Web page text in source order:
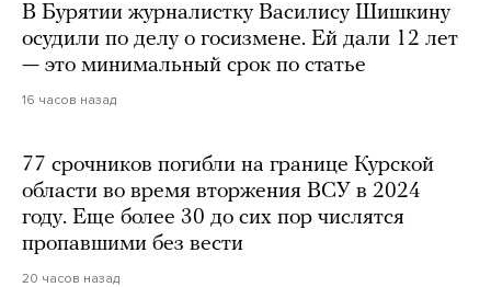
В Бурятии журналистку Василису Шишкину
осудили по делу о госизмене. Ей дали 12 лет
— это минимальный срок по статье
16 часов назад
77 срочников погибли на границе Курской
области во время вторжения ВСУ в 2024
году. Еще более 30 до сих пор числятся
пропавшими без вести
20 часов назад